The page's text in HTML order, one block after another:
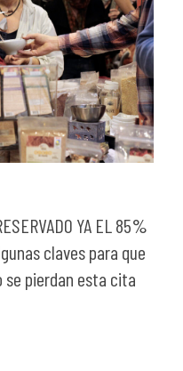
YA EL 85%
claves para que
se pierdan esta cita